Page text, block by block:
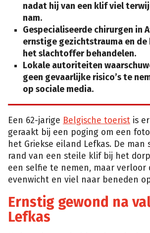
nadat hij van een klif viel
nam.
Gespecialiseerde chirurgen in
ernstige gezichtstrauma en de
het slachtoffer behandelen.
Lokale autoriteiten
geen gevaarlijke risico’s te
op sociale media.
Een 62-jarige Belgische toerist is
geraakt bij een poging om een
het Griekse eiland Lefkas. De man
rand van een steile klif bij het
een selfie te nemen, maar verloor
evenwicht en viel naar beneden
Ernstig gewond na
Lefkas